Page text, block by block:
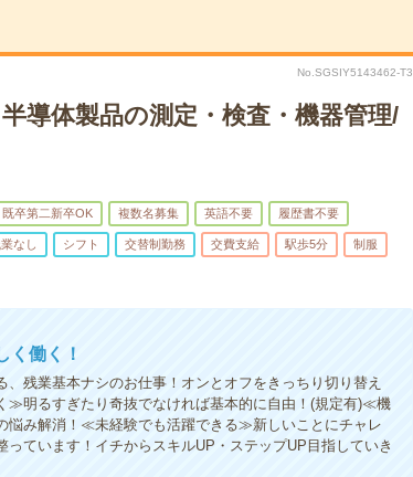
No.SGSIY5143462-T3
導体製品の測定・検査・機器管理/
既卒第二新卒OK 複数名募集 英語不要 履歴書不要
なし シフト 交替制勤務 交費支給 駅歩5分 制服
く働く！
残業基本ナシのお仕事！オンとオフをきっちり切り替え
≫明るすぎたり奇抜でなければ基本的に自由！(規定有)≪機
悩み解消！≪未経験でも活躍できる≫新しいことにチャレ
ています！イチからスキルUP・ステップUP目指していき